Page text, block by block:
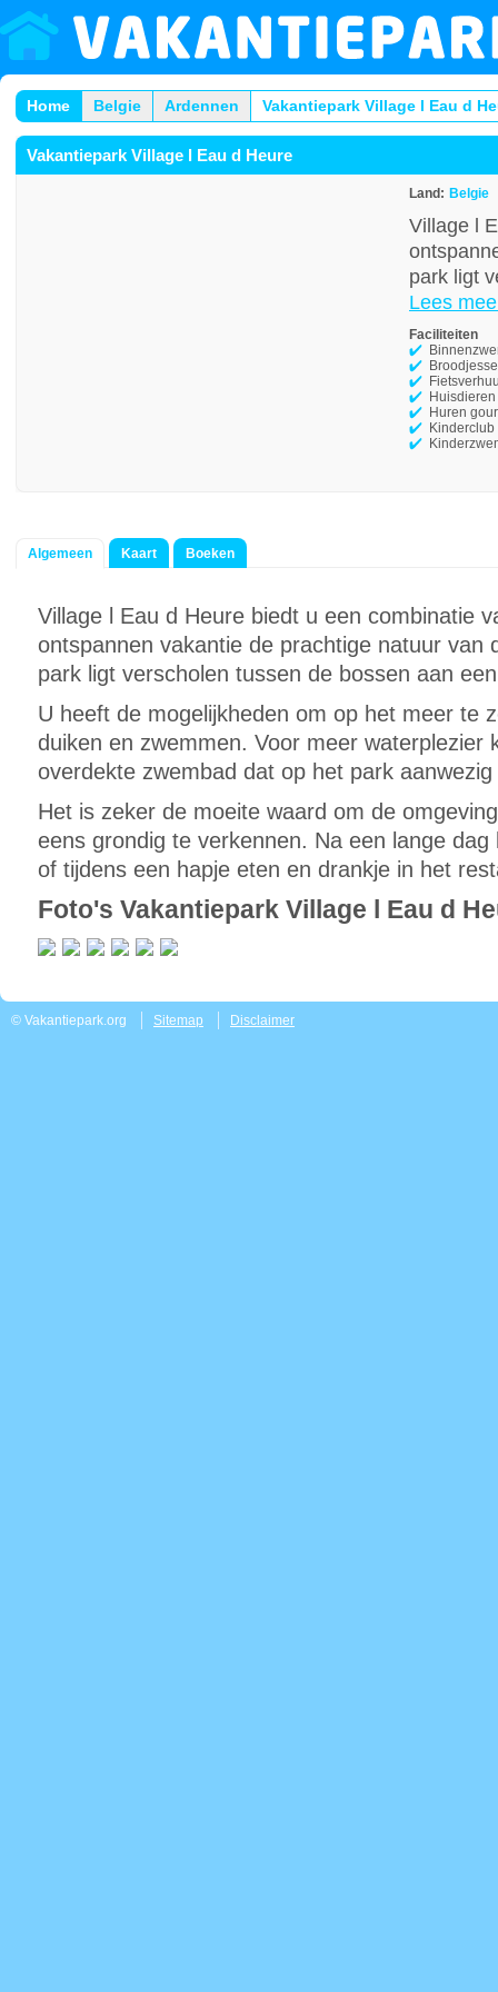
Home Belgie Ardennen Vakantiepark Village l Eau d
Vakantiepark Village l Eau d Heure
Land: Belgie
Village l
park ligt
Lees
Faciliteiten
Huren
Kinderclub
Algemeen Kaart Boeken
Village l Eau d Heure biedt u een combinatie
ontspannen vakantie de prachtige natuur van
park ligt verscholen tussen de bossen aan
U heeft de mogelijkheden om op het meer te
duiken en zwemmen. Voor meer waterplezier
overdekte zwembad dat op het park aanwezig
Het is zeker de moeite waard om de
eens grondig te verkennen. Na een lange
of tijdens een hapje eten en drankje in het
Foto's Vakantiepark Village l Eau d
© Vakantiepark.org Sitemap Disclaimer